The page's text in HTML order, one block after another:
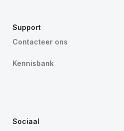
Support
Contacteer ons
Kennisbank
Sociaal